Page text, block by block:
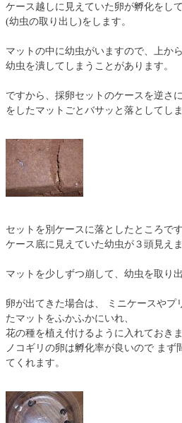
ケース越しに見えていた卵が孵化をし
(幼虫の取り出し)をします。
マットの中に幼虫がいますので、上か
幼虫を潰してしまうことがあります。
ですから、採卵セットのケースを逆さ
をしたマットごとバサッと落としてし
セットを別ケースに落としたところです
ケース底に見えていた幼虫が３頭見えま
マットを少しずつ崩して、幼虫を取り
卵が出てきた場合は、 ミニケースやプ
たマットをふかふかにいれ、
花の種を植え付けるように入れておきま
ノコギリの卵は孵化率が良いので まず
てくれます。